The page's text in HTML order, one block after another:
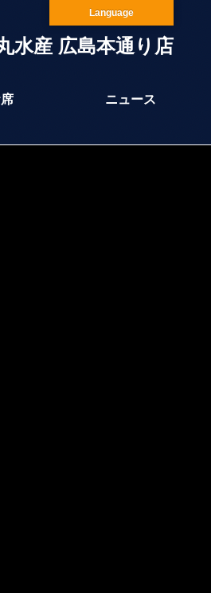
水産 広島本通り店
ニュース
Language